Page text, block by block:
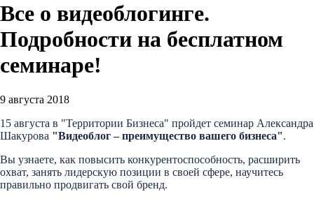
Все о видеоблогинге.
Подробности на бесплатном
семинаре!
9 августа 2018
15 августа в "Территории Бизнеса" пройдет семинар Александра
Шакурова "Видеоблог – преимущество вашего бизнеса".
Вы узнаете, как повысить конкурентоспособность, расширить
охват, занять лидерскую позиции в своей сфере, научитесь
правильно продвигать свой бренд.